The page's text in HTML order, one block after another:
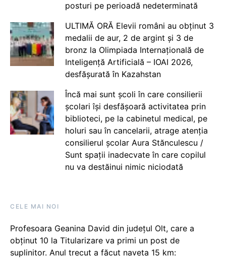
posturi pe perioadă nedeterminată
ULTIMĂ ORĂ Elevii români au obținut 3
medalii de aur, 2 de argint și 3 de
bronz la Olimpiada Internațională de
Inteligență Artificială – IOAI 2026,
desfășurată în Kazahstan
Încă mai sunt școli în care consilierii
școlari își desfășoară activitatea prin
biblioteci, pe la cabinetul medical, pe
holuri sau în cancelarii, atrage atenția
consilierul școlar Aura Stănculescu /
Sunt spații inadecvate în care copilul
nu va destăinui nimic niciodată
CELE MAI NOI
Profesoara Geanina David din județul Olt, care a
obținut 10 la Titularizare va primi un post de
suplinitor. Anul trecut a făcut naveta 15 km: